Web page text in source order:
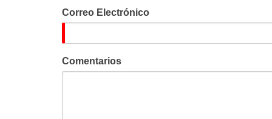
Correo Electrónico
Comentarios